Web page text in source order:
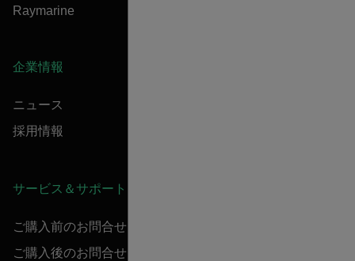
Raymarine
企業情報
ニュース
採用情報
サービス＆サポート
ご購入前のお問合せ
ご購入後のお問合せ